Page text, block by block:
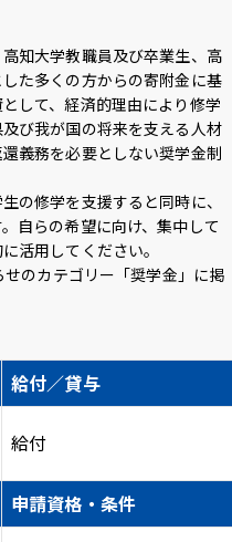
育・学生支援
際交流
ご寄付のお願い
トポリシー
知大学教職員及び卒業生、高
た多くの方からの寄附金に基
して、経済的理由により修学
び我が国の将来を支える人材
義務を必要としない奨学金制
の修学を支援すると同時に、
自らの希望に向け、集中して
活用してください。
のカテゴリー「奨学金」に掲
給付／貸与
給付
申請資格・条件